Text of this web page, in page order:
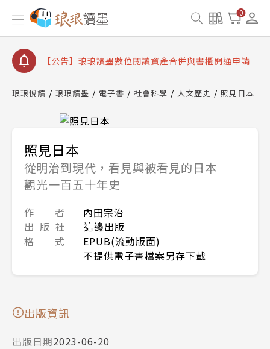
0
【公告】8/10、8/13 行動網路降速演練提醒
【公告】琅琅讀墨 3 分鐘完成書櫃開通與資產合併申
請圖文教學
【公告】琅琅書店服務升級重要說明及資產合併結果
查詢
【公告】8/10、8/13 行動網路降速演練提醒
琅琅悅讀 琅琅讀墨 電子書 社會科學 人文歷史 照見日本
照見日本
從明治到現代，看見與被看見的日本
觀光一百五十年史
作 者
內田宗治
出 版 社
這邊出版
格 式
EPUB(流動版面)
不提供電子書檔案另存下載
出版資訊
出版日期2023-06-20